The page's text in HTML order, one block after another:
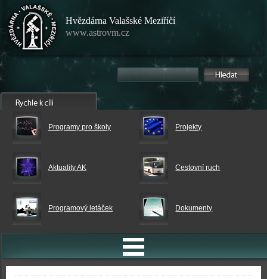
Hvězdárna Valašské Meziříčí
www.astrovm.cz
Programy pro školy Projekty
Aktuality AK Cestovní ruch
Programový letáček Dokumenty